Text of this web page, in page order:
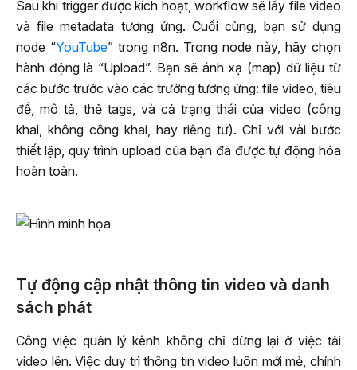
Sau khi trigger được kích hoạt, workflow sẽ lấy file video
và file metadata tương ứng. Cuối cùng, bạn sử dụng
node “YouTube” trong n8n. Trong node này, hãy chọn
hành động là “Upload”. Bạn sẽ ánh xạ (map) dữ liệu từ
các bước trước vào các trường tương ứng: file video, tiêu
đề, mô tả, thẻ tags, và cả trạng thái của video (công
khai, không công khai, hay riêng tư). Chỉ với vài bước
thiết lập, quy trình upload của bạn đã được tự động hóa
hoàn toàn.
Tự động cập nhật thông tin video và danh
sách phát
Công việc quản lý kênh không chỉ dừng lại ở việc tải
video lên. Việc duy trì thông tin video luôn mới mẻ, chính